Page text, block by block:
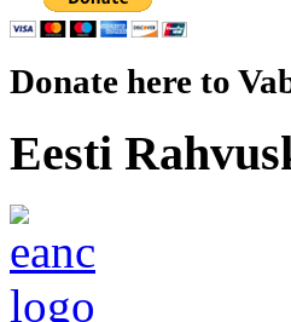
Donate here to
Eesti